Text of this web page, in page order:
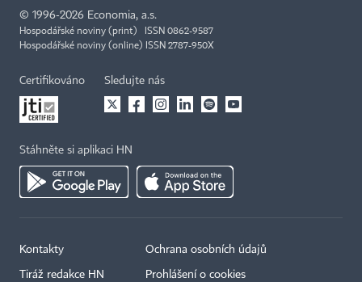
© 1996-2026 Economia, a.s.
Hospodářské noviny (print) ISSN 0862-9587
Hospodářské noviny (online) ISSN 2787-950X
Certifikováno Sledujte nás
Stáhněte si aplikaci HN
Kontakty
Tiráž redakce HN
Ochrana osobních údajů
Prohlášení o cookies